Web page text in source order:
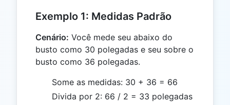
Exemplo 1: Medidas Padrão
Cenário: Você mede seu abaixo do
busto como 30 polegadas e seu sobre o
busto como 36 polegadas.
Some as medidas: 30 + 36 = 66
Divida por 2: 66 / 2 = 33 polegadas